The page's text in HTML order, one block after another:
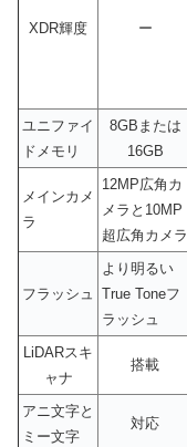
XDR輝度 ー
ユニファイ
ドメモリ
8GBまたは
16GB
メインカメ
ラ
12MP広角カ
メラと10MP
超広角カメラ
フラッシュ
より明るい
True Toneフ
ラッシュ
LiDARスキ
ャナ
搭載
アニ文字と
ミー文字
対応